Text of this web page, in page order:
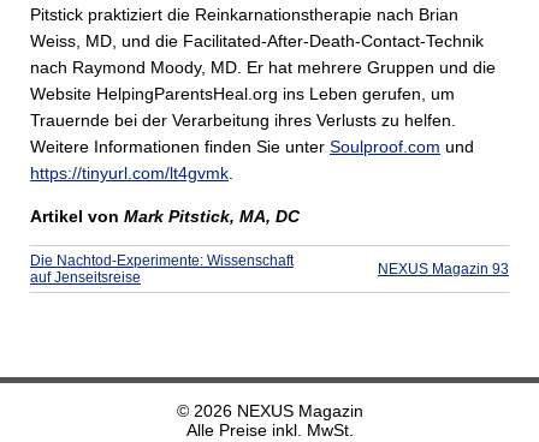
Pitstick praktiziert die Reinkarnationstherapie nach Brian
Weiss, MD, und die Facilitated-After-Death-Contact-Technik
nach Raymond Moody, MD. Er hat mehrere Gruppen und die
Website HelpingParentsHeal.org ins Leben gerufen, um
Trauernde bei der Verarbeitung ihres Verlusts zu helfen.
Weitere Informationen finden Sie unter Soulproof.com und
https://tinyurl.com/lt4gvmk
Artikel von Mark Pitstick, MA, DC
Die Nachtod-Experimente: Wissenschaft
auf Jenseitsreise
NEXUS Magazin 93
© 2026 NEXUS Magazin
Alle Preise inkl. MwSt.